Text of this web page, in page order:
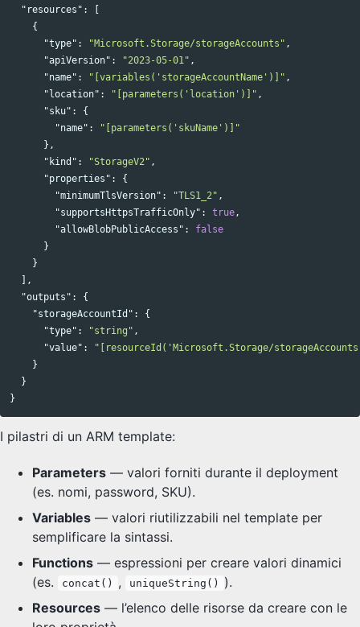
"resources" :
{
"type" : "Microsoft.Storage/storageAccounts" ,
"apiVersion" : "2023-05-01" ,
"name" : "[variables('storageAccountName')]" ,
"location" : "[parameters('location')]" ,
"sku" :
{
"name" :
"[parameters('skuName')]"
},
"kind" : "StorageV2" ,
"properties" :
{
"minimumTlsVersion" : "TLS1_2" ,
"supportsHttpsTrafficOnly" : true,
"allowBlobPublicAccess" :
false
}
}
],
"outputs" :
{
"storageAccountId" :
{
"type" : "string" ,
"value" :
"[resourceId('Microsoft.Storage/
}
}
}
I pilastri di un ARM template:
Parameters — valori forniti durante il deployment
(es. nomi, password, SKU).
Variables — valori riutilizzabili nel template per
semplificare la sintassi.
Functions — espressioni per creare valori dinamici
(es.
concat() , uniqueString()
).
Resources — l’elenco delle risorse da creare con le